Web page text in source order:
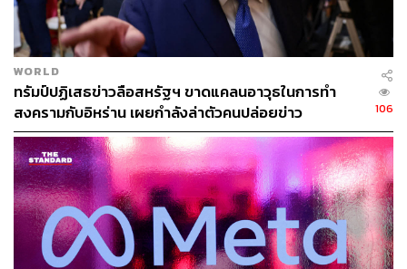
WORLD
ทรัมป์ปฏิเสธข่าวลือสหรัฐฯ ขาดแคลนอาวุธในการทำ
สงครามกับอิหร่าน เผยกำลังล่าตัวคนปล่อยข่าว
106